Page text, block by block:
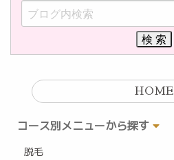
HOME
コース別メニューから探す
脱毛